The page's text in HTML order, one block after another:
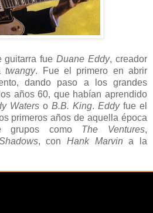
guitarra fueDuane Eddy, creador
twangy. Fue el primero en abrir
dando paso a los grandes
años 60, que habían aprendido
Waters o B.B. King. Eddy fue el
primeros años de aquella época
grupos como The Ventures,
, con Hank Marvin a la